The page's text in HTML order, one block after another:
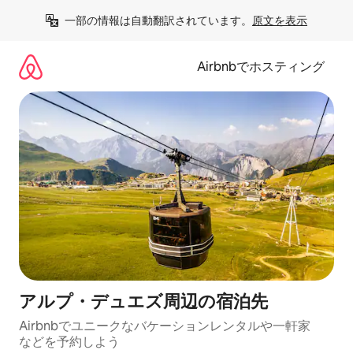
一部の情報は自動翻訳されています。 原文を表示
Airbnbでホスティング
アルプ・デュエズ⁠周⁠辺⁠の宿⁠泊⁠先
Airbnbでユニークなバ⁠ケ⁠ー⁠シ⁠ョ⁠ンレ⁠ン⁠タ⁠ルや一⁠軒⁠家
な⁠ど⁠を予⁠約⁠し⁠よ⁠う